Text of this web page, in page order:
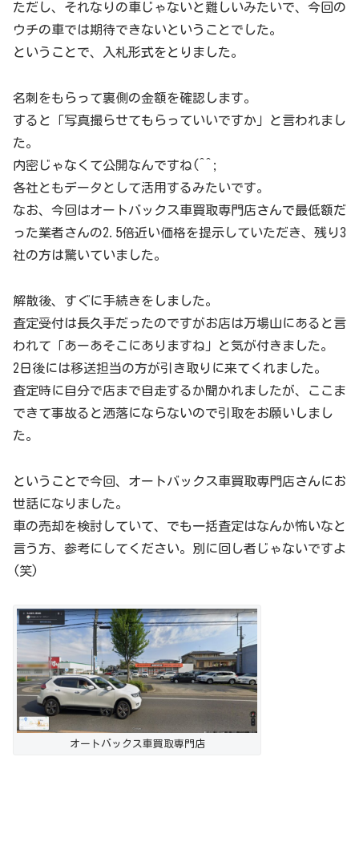
ただし、それなりの車じゃないと難しいみたいで、今回の
ウチの車では期待できないということでした。
ということで、入札形式をとりました。
名刺をもらって裏側の金額を確認します。
すると「写真撮らせてもらっていいですか」と言われまし
た。
内密じゃなくて公開なんですね(^^;
各社ともデータとして活用するみたいです。
なお、今回はオートバックス車買取専門店さんで最低額だ
った業者さんの2.5倍近い価格を提示していただき、残り3
社の方は驚いていました。
解散後、すぐに手続きをしました。
査定受付は長久手だったのですがお店は万場山にあると言
われて「あーあそこにありますね」と気が付きました。
2日後には移送担当の方が引き取りに来てくれました。
査定時に自分で店まで自走するか聞かれましたが、ここま
できて事故ると洒落にならないので引取をお願いしまし
た。
ということで今回、オートバックス車買取専門店さんにお
世話になりました。
車の売却を検討していて、でも一括査定はなんか怖いなと
言う方、参考にしてください。別に回し者じゃないですよ
(笑)
オートバックス車買取専門店